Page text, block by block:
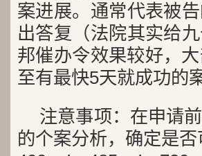
案进展。通常代表被
出答复（法院其实给
邦催办令效果较好，
至有最快5天就成功的
注意事项：在申请
的个案分析，确定是